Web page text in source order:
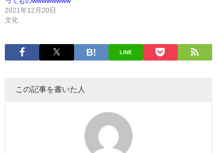
2021年12月20日
文化
LINE
この記事を書いた人